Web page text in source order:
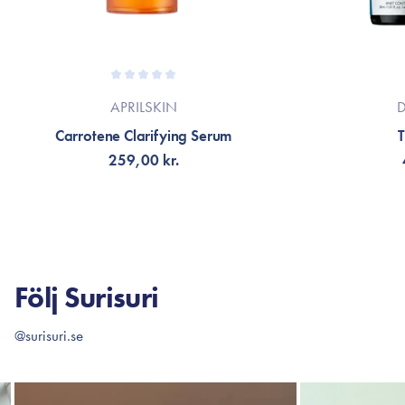
APRILSKIN
Carrotene Clarifying Serum
259,00 kr.
Följ Surisuri
@surisuri.se